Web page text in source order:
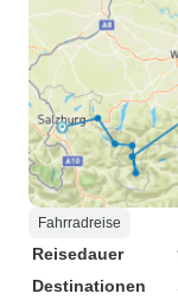
Fahrradreise
Reisedauer
Destinationen